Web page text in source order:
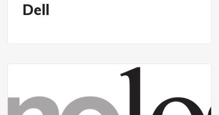
Dell